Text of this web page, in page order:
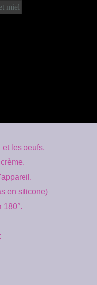
et les oeufs,
en silicone)
180°.